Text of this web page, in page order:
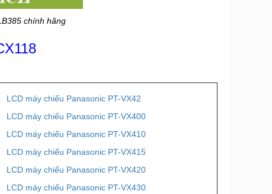
chính hãng
LCD máy chiếu Panasonic PT-VX42
LCD máy chiếu Panasonic PT-VX400
LCD máy chiếu Panasonic PT-VX410
LCD máy chiếu Panasonic PT-VX415
LCD máy chiếu Panasonic PT-VX420
LCD máy chiếu Panasonic PT-VX430